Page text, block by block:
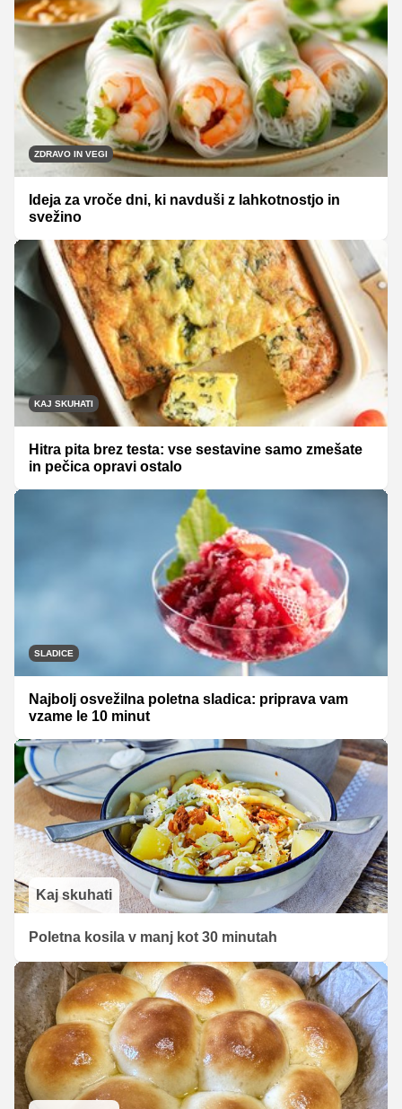
ZDRAVO IN VEGI
Ideja za vroče dni, ki navduši z lahkotnostjo in
svežino
KAJ SKUHATI
Hitra pita brez testa: vse sestavine samo zmešate
in pečica opravi ostalo
SLADICE
Najbolj osvežilna poletna sladica: priprava vam
vzame le 10 minut
Kaj skuhati
Poletna kosila v manj kot 30 minutah